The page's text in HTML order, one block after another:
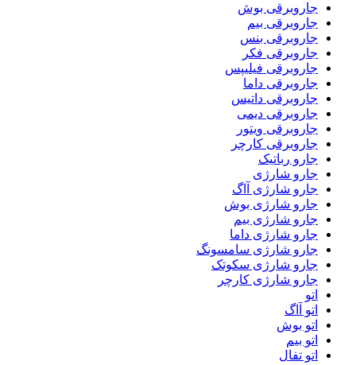
جاروبرقی بوش
جاروبرقی بیم
جاروبرقی بنس
جاروبرقی فکر
جاروبرقی فیلیپس
جاروبرقی داما
جاروبرقی داتیس
جاروبرقی دیمی
جاروبرقی ویتور
جاروبرقی کارچر
جارو رباتیک
جارو شارژی
جارو شارژی آاگ
جارو شارژی بوش
جارو شارژی بیم
جارو شارژی داما
جارو شارژی سامسونگ
جارو شارژی سکوتک
جارو شارژی کارچر
اتو
اتو آاگ
اتو بوش
اتو بیم
اتو تفال